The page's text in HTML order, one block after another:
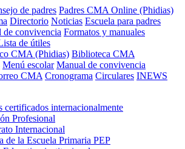
de padres Padres CMA Online (Phidias)
Directorio Noticias Escuela para padres
de convivencia Formatos y manuales
de útiles
CMA (Phidias) Biblioteca CMA
Menú escolar Manual de convivencia
CMA Cronograma Circulares INEWS
certificados internacionalmente
Profesional
Internacional
de la Escuela Primaria PEP